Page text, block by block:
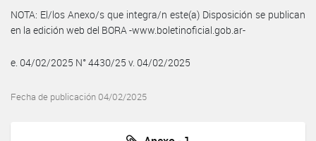
NOTA: El/los Anexo/s que integra/n este(a) Disposición se publican
en la edición web del BORA -www.boletinoficial.gob.ar-
e. 04/02/2025 N° 4430/25 v. 04/02/2025
Fecha de publicación 04/02/2025